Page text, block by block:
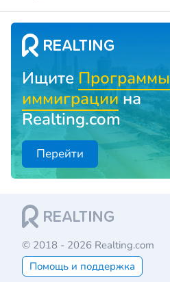
Ищите Программы
иммиграциина
Realting.com
Перейти
© 2018 - 2026 Realting.com
Помощь и поддержка